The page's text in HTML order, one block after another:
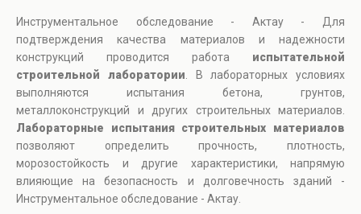
Инструментальное обследование - Актау - Для
подтверждения качества материалов и надежности
конструкций проводится работа испытательной
строительной лаборатории . В лабораторных условиях
выполняются испытания бетона, грунтов,
металлоконструкций и других строительных материалов.
Лабораторные испытания строительных материалов
позволяют определить прочность, плотность,
морозостойкость и другие характеристики, напрямую
влияющие на безопасность и долговечность зданий -
Инструментальное обследование - Актау.